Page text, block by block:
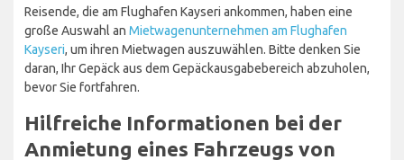
Reisende, die am Flughafen Kayseri ankommen, haben eine
große Auswahl an Mietwagenunternehmen am Flughafen
Kayseri, um ihren Mietwagen auszuwählen. Bitte denken Sie
daran, Ihr Gepäck aus dem Gepäckausgabebereich abzuholen,
bevor Sie fortfahren.
Hilfreiche Informationen bei der
Anmietung eines Fahrzeugs von